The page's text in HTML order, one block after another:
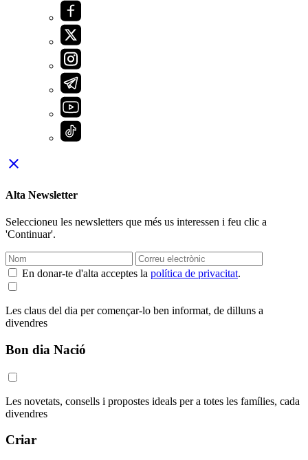
close
Alta Newsletter
Seleccioneu les newsletters que més us interessen i feu clic a
'Continuar'.
En donar-te d'alta acceptes la política de privacitat.
Les claus del dia per començar-lo ben informat, de dilluns a
divendres
Bon dia Nació
Les novetats, consells i propostes ideals per a totes les famílies, cada
divendres
Criar